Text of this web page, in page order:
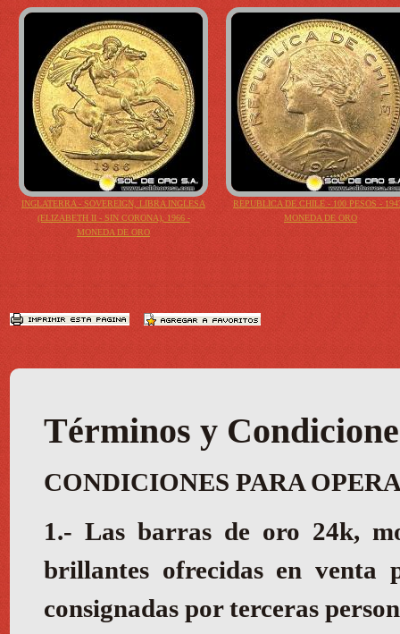
INGLATERRA - SOVEREIGN, LIBRA INGLESA
(ELIZABETH II - SIN CORONA), 1966 -
MONEDA DE ORO
REPUBLICA DE CHILE - 100 PESOS -
MONEDA DE ORO